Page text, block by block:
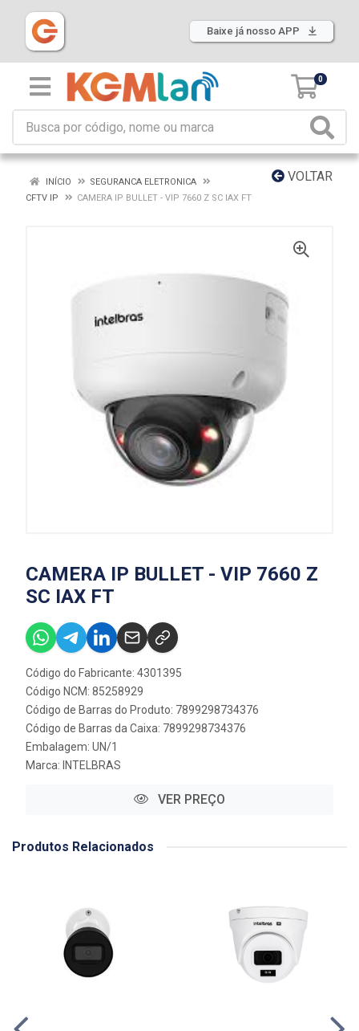
Baixe já nosso APP
0
VOLTAR
INÍCIO
SEGURANCA ELETRONICA
CFTV IP
CAMERA IP BULLET - VIP 7660 Z SC IAX FT
CAMERA IP BULLET - VIP 7660 Z
SC IAX FT
Código do Fabricante: 4301395
Código NCM: 85258929
Código de Barras do Produto: 7899298734376
Código de Barras da Caixa: 7899298734376
Embalagem: UN/1
Marca: INTELBRAS
VER PREÇO
Produtos Relacionados